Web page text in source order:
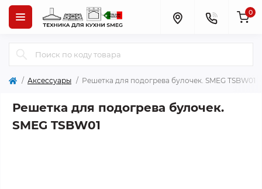
0
Аксессуары Решетка для подогрева булочек. SMEG TSBW01
Решетка для подогрева булочек.
SMEG TSBW01